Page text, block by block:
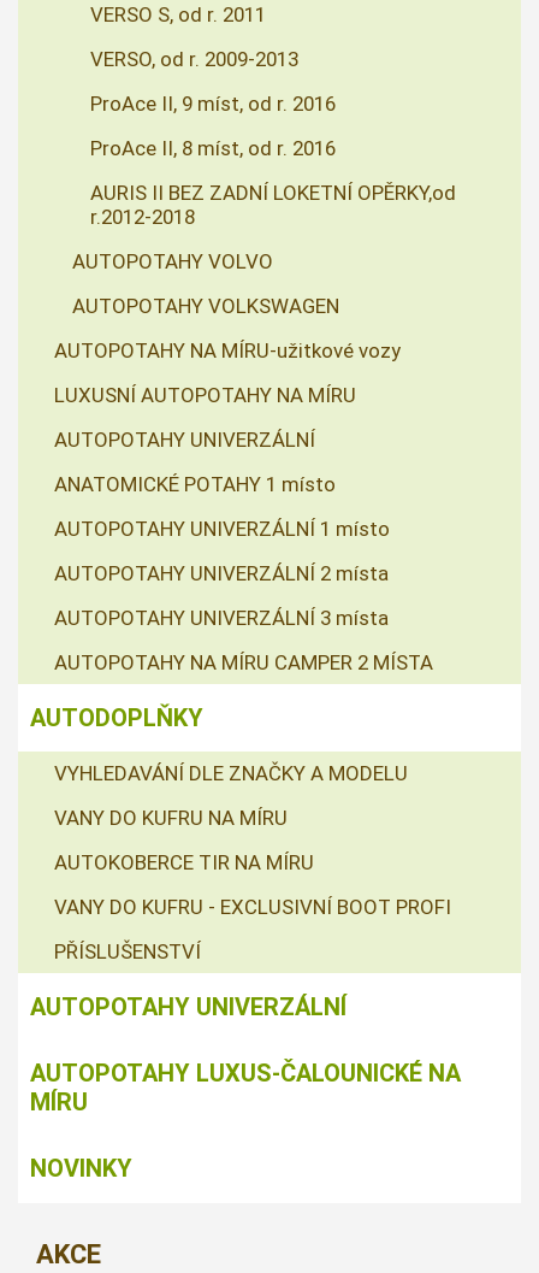
VERSO S, od r. 2011
VERSO, od r. 2009-2013
ProAce II, 9 míst, od r. 2016
ProAce II, 8 míst, od r. 2016
AURIS II BEZ ZADNÍ LOKETNÍ OPĚRKY,od
r.2012-2018
AUTOPOTAHY VOLVO
AUTOPOTAHY VOLKSWAGEN
AUTOPOTAHY NA MÍRU-užitkové vozy
LUXUSNÍ AUTOPOTAHY NA MÍRU
AUTOPOTAHY UNIVERZÁLNÍ
ANATOMICKÉ POTAHY 1 místo
AUTOPOTAHY UNIVERZÁLNÍ 1 místo
AUTOPOTAHY UNIVERZÁLNÍ 2 místa
AUTOPOTAHY UNIVERZÁLNÍ 3 místa
AUTOPOTAHY NA MÍRU CAMPER 2 MÍSTA
AUTODOPLŇKY
VYHLEDAVÁNÍ DLE ZNAČKY A MODELU
VANY DO KUFRU NA MÍRU
AUTOKOBERCE TIR NA MÍRU
VANY DO KUFRU - EXCLUSIVNÍ BOOT PROFI
PŘÍSLUŠENSTVÍ
AUTOPOTAHY UNIVERZÁLNÍ
AUTOPOTAHY LUXUS-ČALOUNICKÉ NA
MÍRU
NOVINKY
AKCE